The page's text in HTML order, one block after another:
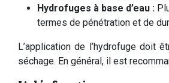
Hydrofuges à base d’eau :
termes de pénétration et de
L’application de l’hydrofuge
séchage. En général, il est